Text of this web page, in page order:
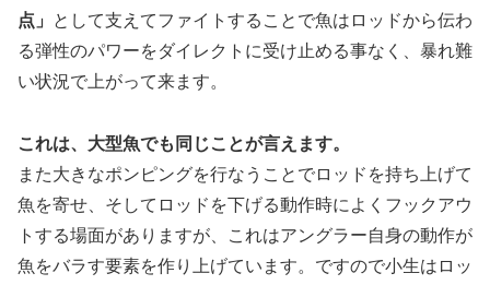
点」
として支えてファイトすることで魚はロッドから伝わ
る弾性のパワーをダイレクトに受け止める事なく、暴れ難
い状況で上がって来ます。
これは、大型魚でも同じことが言えます。
また大きなポンピングを行なうことでロッドを持ち上げて
魚を寄せ、そしてロッドを下げる動作時によくフックアウ
トする場面がありますが、これはアングラー自身の動作が
魚をバラす要素を作り上げています。ですので小生はロッ